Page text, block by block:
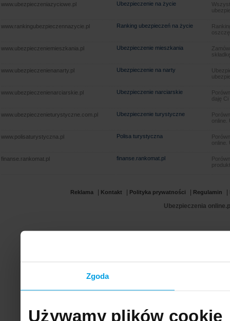
Zgoda
Używamy plików cookie
www.ubezpieczeniazyciowe.pl Ubezpieczenie na życie
www.rankingubezpieczennazycie.pl Ranking ubezpieczeń na życie
www.ubezpieczeniemieszkania.pl Ubezpieczenie mieszkania
www.ubezpieczenienanarty.pl Ubezpieczenie na narty
www.ubezpieczenienarciarskie.pl Ubezpieczenie narciarskie
daję
www.ubezpieczenieturystyczne.com.pl Ubezpieczenie turystyczne
www.polisaturystyczna.pl Polisa turystyczna
finanse.rankomat.pl finanse.rankomat.pl
Reklama Kontakt Polityka prywatności Regulamin
Ubezpieczenia